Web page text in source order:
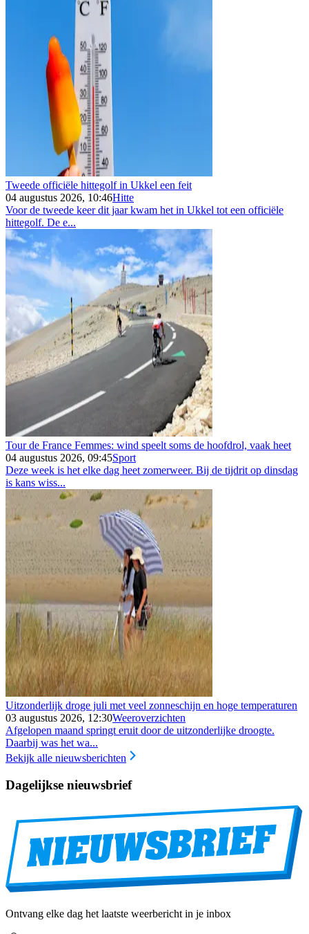
Tweede officiële hittegolf in Ukkel een feit
04 augustus 2026, 10:46Hitte
Voor de tweede keer dit jaar kwam het in Ukkel tot een officiële
hittegolf. De e...
Tour de France Femmes: wind speelt soms de hoofdrol, vaak heet
04 augustus 2026, 09:45Sport
Deze week is het elke dag heet zomerweer. Bij de tijdrit op dinsdag
is kans wiss...
Uitzonderlijk droge juli met veel zonneschijn en hoge temperaturen
03 augustus 2026, 12:30Weeroverzichten
Afgelopen maand springt eruit door de uitzonderlijke droogte.
Daarbij was het wa...
Bekijk alle nieuwsberichten
Dagelijkse nieuwsbrief
Ontvang elke dag het laatste weerbericht in je inbox